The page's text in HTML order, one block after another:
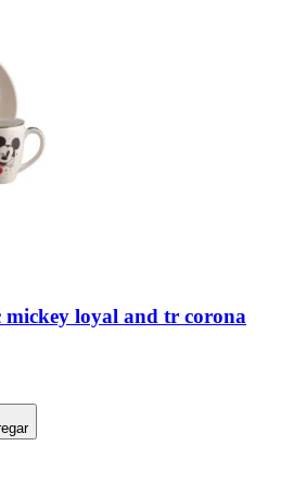
mickey loyal and tr corona